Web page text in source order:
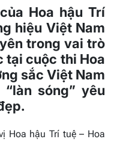
Hoa hậu Trí
hiệu Việt Nam
trong vai trò
tại cuộc thi Hoa
sắc Việt Nam
sóng” yêu
Hoa hậu Trí tuệ – Hoa